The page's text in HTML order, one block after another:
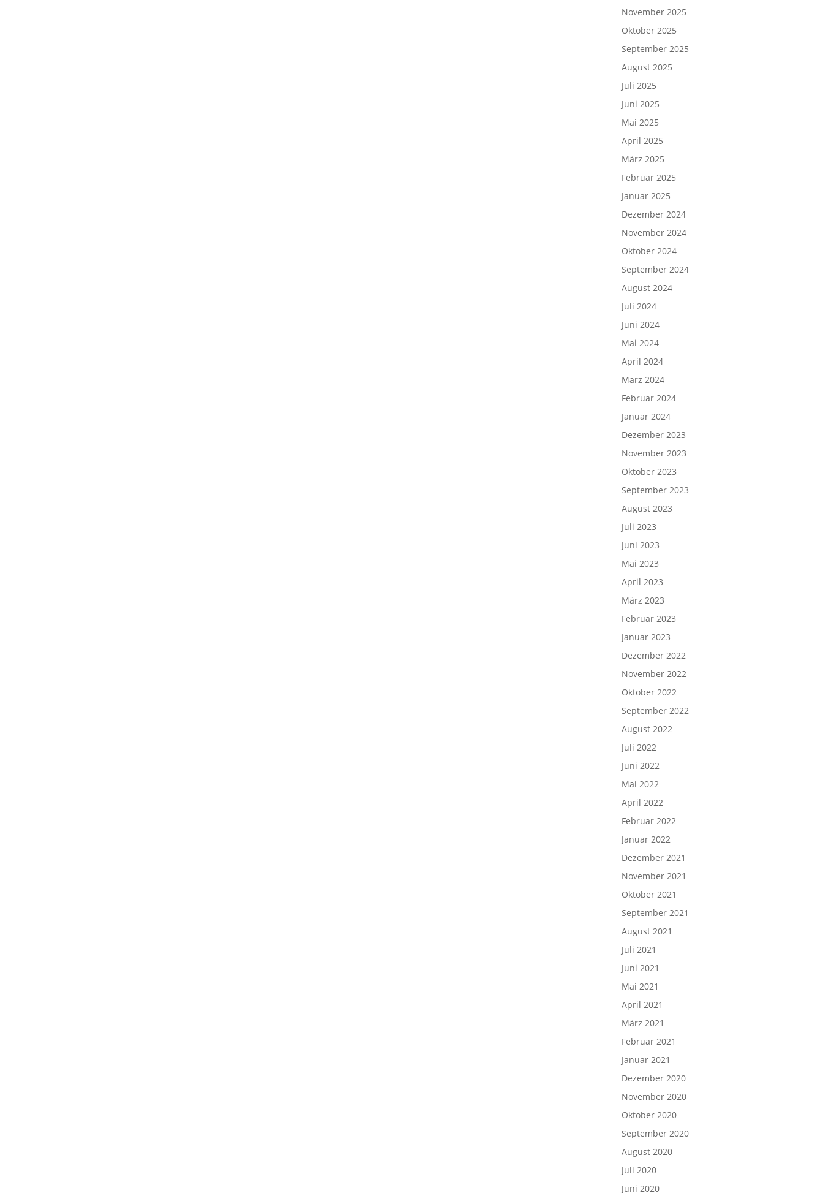
November 2025
Oktober 2025
September 2025
August 2025
Juli 2025
Juni 2025
Mai 2025
April 2025
März 2025
Februar 2025
Januar 2025
Dezember 2024
November 2024
Oktober 2024
September 2024
August 2024
Juli 2024
Juni 2024
Mai 2024
April 2024
März 2024
Februar 2024
Januar 2024
Dezember 2023
November 2023
Oktober 2023
September 2023
August 2023
Juli 2023
Juni 2023
Mai 2023
April 2023
März 2023
Februar 2023
Januar 2023
Dezember 2022
November 2022
Oktober 2022
September 2022
August 2022
Juli 2022
Juni 2022
Mai 2022
April 2022
Februar 2022
Januar 2022
Dezember 2021
November 2021
Oktober 2021
September 2021
August 2021
Juli 2021
Juni 2021
Mai 2021
April 2021
März 2021
Februar 2021
Januar 2021
Dezember 2020
November 2020
Oktober 2020
September 2020
August 2020
Juli 2020
Juni 2020